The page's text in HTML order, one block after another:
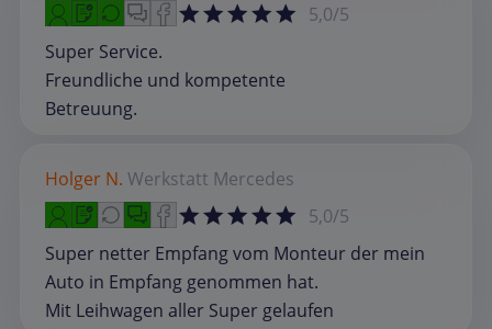
5,0/5
Super Service.
Freundliche und kompetente
Betreuung.
Holger N. Werkstatt Mercedes
5,0/5
Super netter Empfang vom Monteur der mein
Auto in Empfang genommen hat.
Mit Leihwagen aller Super gelaufen